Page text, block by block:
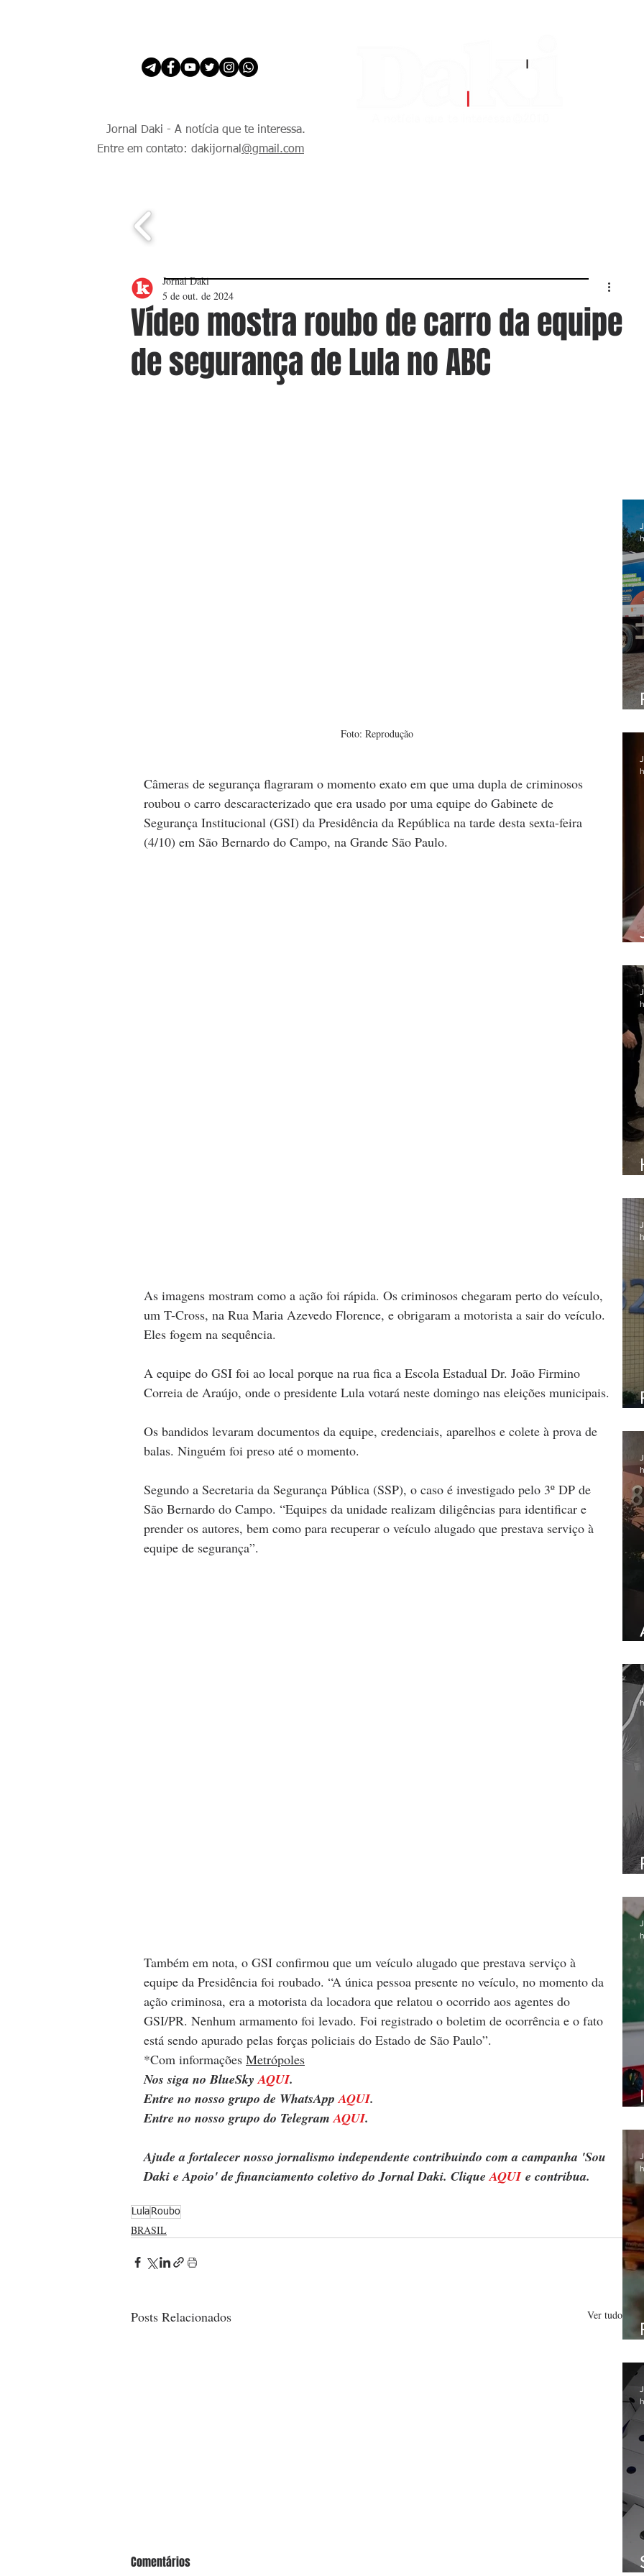
Jornal Daki - A notícia que te interessa.
Entre em contato: dakijornal @gmail.com
Vídeo mostra roubo de carro da equipe
de segurança de Lula no ABC
Jornal Daki
5 de out. de 2024
Foto: Reprodução
Câmeras de segurança flagraram o momento exato em que uma dupla de criminosos
roubou o carro descaracterizado que era usado por uma equipe do Gabinete de
Segurança Institucional (GSI) da Presidência da República na tarde desta sexta-feira
(4/10) em São Bernardo do Campo, na Grande São Paulo.
As imagens mostram como a ação foi rápida. Os criminosos chegaram perto do veículo,
um T-Cross, na Rua Maria Azevedo Florence, e obrigaram a motorista a sair do veículo.
Eles fogem na sequência.
A equipe do GSI foi ao local porque na rua fica a Escola Estadual Dr. João Firmino
Correia de Araújo, onde o presidente Lula votará neste domingo nas eleições municipais.
Os bandidos levaram documentos da equipe, credenciais, aparelhos e colete à prova de
balas. Ninguém foi preso até o momento.
Segundo a Secretaria da Segurança Pública (SSP), o caso é investigado pelo 3º DP de
São Bernardo do Campo. “Equipes da unidade realizam diligências para identificar e
prender os autores, bem como para recuperar o veículo alugado que prestava serviço à
equipe de segurança”.
Também em nota, o GSI confirmou que um veículo alugado que prestava serviço à
equipe da Presidência foi roubado. “A única pessoa presente no veículo, no momento da
ação criminosa, era a motorista da locadora que relatou o ocorrido aos agentes do
GSI/PR. Nenhum armamento foi levado. Foi registrado o boletim de ocorrência e o fato
está sendo apurado pelas forças policiais do Estado de São Paulo”.
*Com informações Metrópoles
Nos siga no BlueSky AQUI.
Entre no nosso grupo de WhatsApp AQUI.
Entre no nosso grupo do Telegram AQUI.
Ajude a fortalecer nosso jornalismo independente contribuindo com a campanha 'Sou
Daki e Apoio' de financiamento coletivo do Jornal Daki. Clique AQUI e contribua.
Lula Roubo
BRASIL
Posts Relacionados Ver tudo
Comentários